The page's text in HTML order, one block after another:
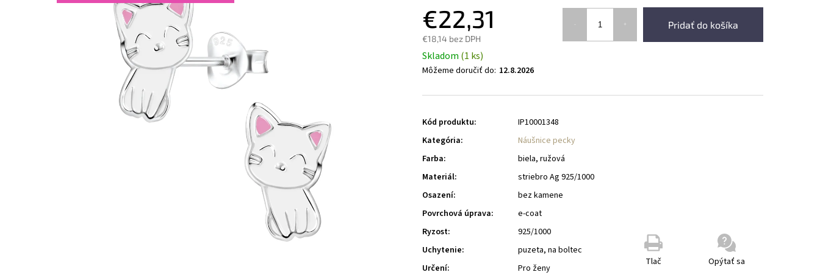
€22,31
€18,14 bez DPH
Pridať do košíka
Skladom (1 ks)
Môžeme doručiť do: 12.8.2026
Tlač Opýtať sa
Kód produktu:
IP10001348
Kategória:
Náušnice pecky
Farba:
biela, ružová
Materiál:
striebro Ag 925/1000
Osazení:
bez kamene
Povrchová úprava:
e-coat
Ryzost:
925/1000
Uchytenie:
puzeta, na boltec
Určení:
Pro ženy